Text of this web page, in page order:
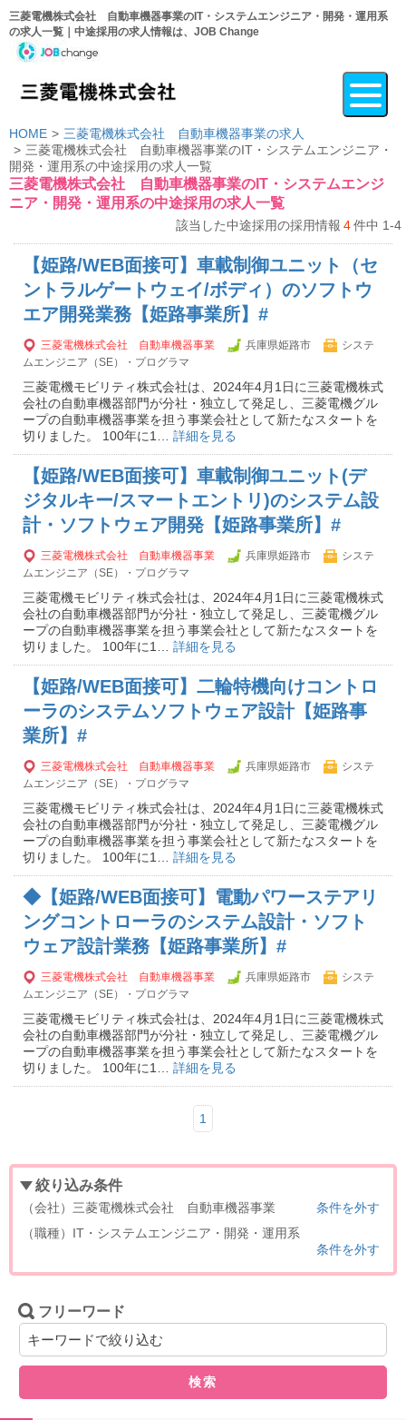
三菱電機株式会社 自動車機器事業のIT・システムエンジニア・開発・運用系
の求人一覧｜中途採用の求人情報は、JOB Change
HOME
三菱電機株式会社 自動車機器事業の求人
三菱電機株式会社 自動車機器事業のIT・システムエンジニア・
開発・運用系の中途採用の求人一覧
三菱電機株式会社 自動車機器事業のIT・システムエンジ
ニア・開発・運用系の中途採用の求人一覧
該当した中途採用の採用情報 4件中 1-4
【姫路/WEB面接可】車載制御ユニット（セ
ントラルゲートウェイ/ボディ）のソフトウ
エア開発業務【姫路事業所】#
三菱電機株式会社 自動車機器事業 兵庫県姫路市
システ
ムエンジニア（SE）・プログラマ
三菱電機モビリティ株式会社は、2024年4月1日に三菱電機株式
会社の自動車機器部門が分社・独立して発足し、三菱電機グル
ープの自動車機器事業を担う事業会社として新たなスタートを
切りました。 100年に1… 詳細を見る
【姫路/WEB面接可】車載制御ユニット(デ
ジタルキー/スマートエントリ)のシステム設
計・ソフトウェア開発【姫路事業所】#
三菱電機株式会社 自動車機器事業 兵庫県姫路市
システ
ムエンジニア（SE）・プログラマ
三菱電機モビリティ株式会社は、2024年4月1日に三菱電機株式
会社の自動車機器部門が分社・独立して発足し、三菱電機グル
ープの自動車機器事業を担う事業会社として新たなスタートを
切りました。 100年に1… 詳細を見る
【姫路/WEB面接可】二輪特機向けコントロ
ーラのシステムソフトウェア設計【姫路事
業所】#
三菱電機株式会社 自動車機器事業 兵庫県姫路市
システ
ムエンジニア（SE）・プログラマ
三菱電機モビリティ株式会社は、2024年4月1日に三菱電機株式
会社の自動車機器部門が分社・独立して発足し、三菱電機グル
ープの自動車機器事業を担う事業会社として新たなスタートを
切りました。 100年に1… 詳細を見る
◆【姫路/WEB面接可】電動パワーステアリ
ングコントローラのシステム設計・ソフト
ウェア設計業務【姫路事業所】#
三菱電機株式会社 自動車機器事業 兵庫県姫路市
システ
ムエンジニア（SE）・プログラマ
三菱電機モビリティ株式会社は、2024年4月1日に三菱電機株式
会社の自動車機器部門が分社・独立して発足し、三菱電機グル
ープの自動車機器事業を担う事業会社として新たなスタートを
切りました。 100年に1… 詳細を見る
1
絞り込み条件
（会社）三菱電機株式会社 自動車機器事業
条件を外す
（職種）IT・システムエンジニア・開発・運用系
条件を外す
フリーワード
検索